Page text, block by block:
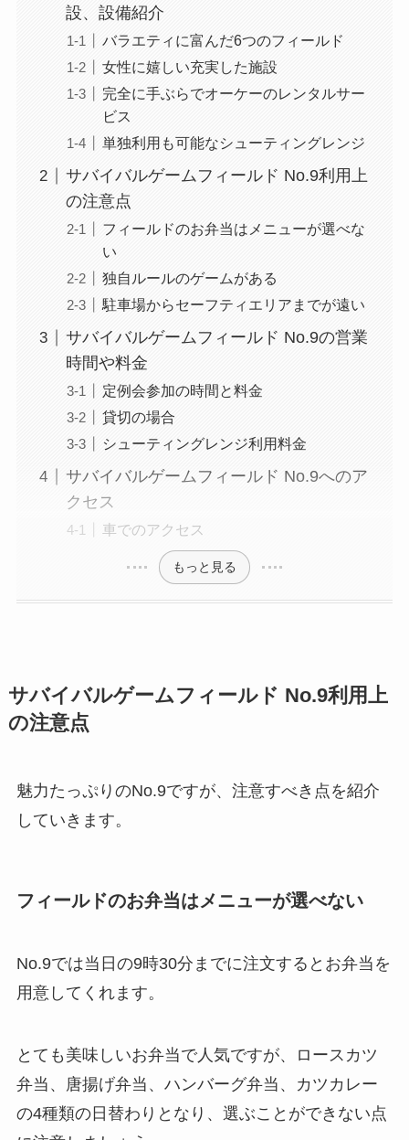
設、設備紹介
バラエティに富んだ6つのフィールド
女性に嬉しい充実した施設
完全に手ぶらでオーケーのレンタルサー
ビス
単独利用も可能なシューティングレンジ
サバイバルゲームフィールド No.9利用上
の注意点
フィールドのお弁当はメニューが選べな
い
独自ルールのゲームがある
駐車場からセーフティエリアまでが遠い
サバイバルゲームフィールド No.9の営業
時間や料金
定例会参加の時間と料金
貸切の場合
シューティングレンジ利用料金
サバイバルゲームフィールド No.9へのア
クセス
車でのアクセス
もっと見る
サバイバルゲームフィールド No.9利用上
の注意点
魅力たっぷりのNo.9ですが、注意すべき点を紹介
していきます。
フィールドのお弁当はメニューが選べない
No.9では当日の9時30分までに注文するとお弁当を
用意してくれます。
とても美味しいお弁当で人気ですが、ロースカツ
弁当、唐揚げ弁当、ハンバーグ弁当、カツカレー
の4種類の日替わりとなり、選ぶことができない点